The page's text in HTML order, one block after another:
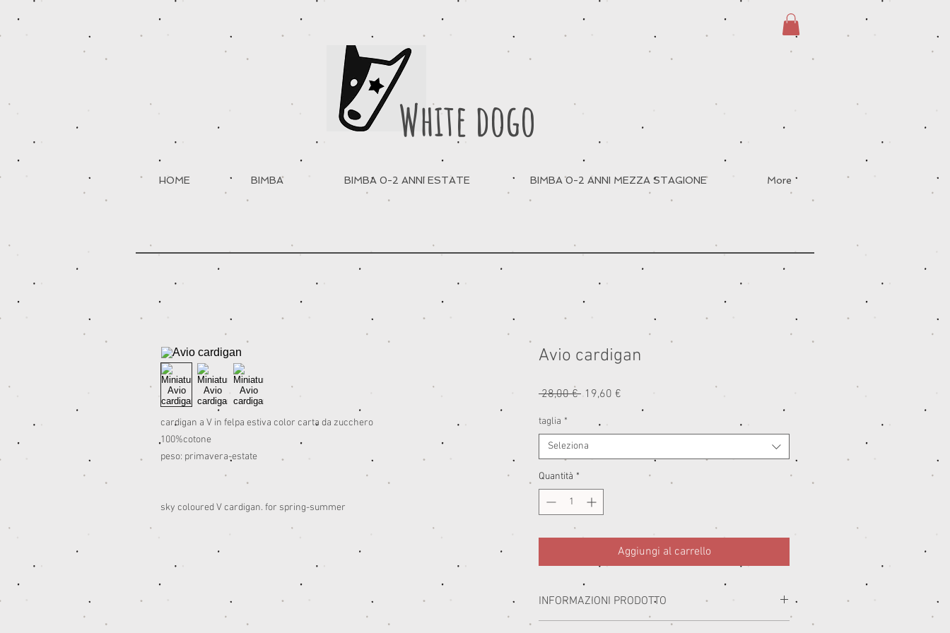
White dogo
HOME BIMBA BIMBA 0-2 ANNI ESTATE BIMBA 0-2 ANNI MEZZA STAGIONE More
cardigan a V in felpa estiva color carta da zucchero
100%cotone
peso: primavera-estate
sky coloured V cardigan. for spring-summer
Avio cardigan
28,00 € Prezzo
19,60 €
scontato
taglia *
Seleziona
Quantità *
Aggiungi al carrello
INFORMAZIONI PRODOTTO
I miei capi sono realizzati con i migliori materiali prodotti in